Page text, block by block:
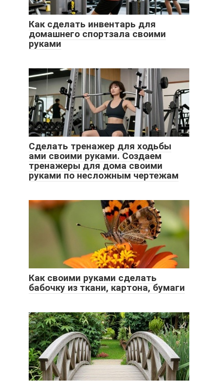
Как сделать инвентарь для
домашнего спортзала своими
руками
Сделать тренажер для ходьбы
ами своими руками. Создаем
тренажеры для дома своими
руками по несложным чертежам
Как своими руками сделать
бабочку из ткани, картона, бумаги